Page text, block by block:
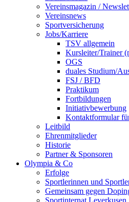
Vereinsmagazin /
Vereinsnews
Sportversicherung
Jobs/Karriere
TSV allgemein
Kursleiter/Trainer
OGS
duales Studium/
FSJ / BFD
Praktikum
Fortbildungen
Initiativbewerbung
Kontaktformular
Leitbild
Ehrenmitglieder
Historie
Partner & Sponsoren
Olympia & Co
Erfolge
Sportlerinnen und
Gemeinsam gegen
Sportinternat Leverkusen